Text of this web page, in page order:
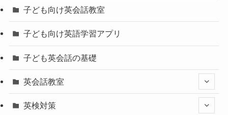
子ども向け英会話教室
子ども向け英語学習アプリ
子ども英会話の基礎
英会話教室
英検対策